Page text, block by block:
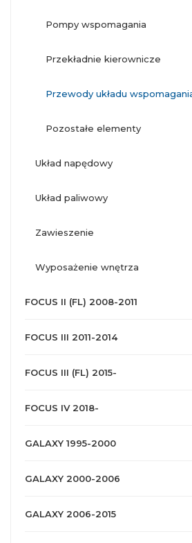
pompy wspomagania
przekładnie kierownicze
przewody układu
pozostałe elementy
układ napędowy
układ paliwowy
zawieszenie
wyposażenie wnętrza
FOCUS II (FL) 2008-2011
FOCUS III 2011-2014
FOCUS III (FL) 2015-
FOCUS IV 2018-
GALAXY 1995-2000
GALAXY 2000-2006
GALAXY 2006-2015